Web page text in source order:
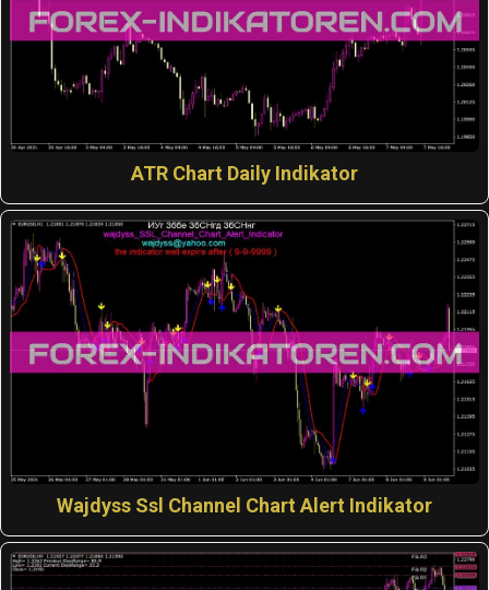
ATR Chart Daily Indikator
Wajdyss Ssl Channel Chart Alert Indikator